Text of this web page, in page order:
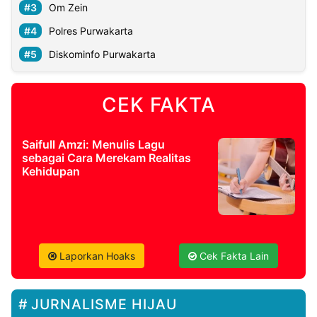
Om Zein
Polres Purwakarta
Diskominfo Purwakarta
CEK FAKTA
Saifull Amzi: Menulis Lagu
sebagai Cara Merekam Realitas
Kehidupan
Laporkan Hoaks Cek Fakta Lain
JURNALISME HIJAU